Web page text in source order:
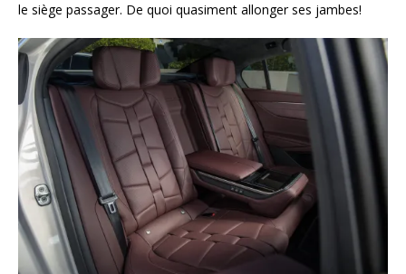
le siège passager. De quoi quasiment allonger ses jambes!